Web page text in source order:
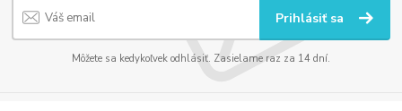
Prihlásiť sa
Môžete sa kedykoľvek odhlásiť. Zasielame raz za 14 dní.